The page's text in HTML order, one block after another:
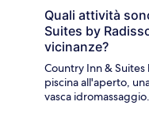
Quali attività
Suites by
vicinanze?
Country Inn & Suites
piscina all'aperto,
vasca idromassaggio.